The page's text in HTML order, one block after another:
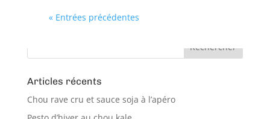
« Entrées précédentes
Articles récents
Chou rave cru et sauce soja à l’apéro